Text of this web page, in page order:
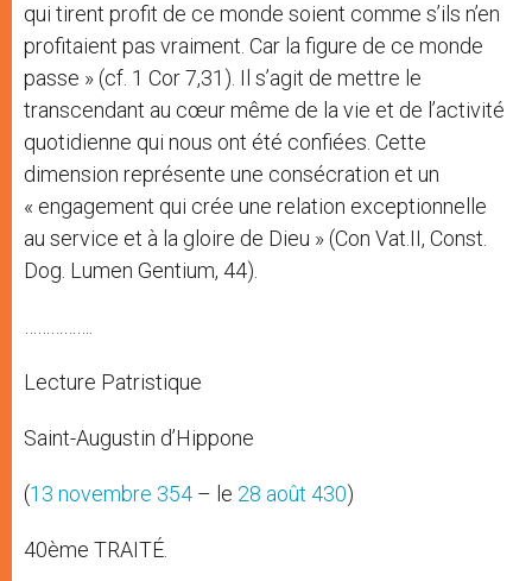
qui tirent profit de ce monde soient comme s’ils n’en
profitaient pas vraiment. Car la figure de ce monde
passe » (cf. 1 Cor 7,31). Il s’agit de mettre le
transcendant au cœur même de la vie et de l’activité
quotidienne qui nous ont été confiées. Cette
dimension représente une consécration et un
« engagement qui crée une relation exceptionnelle
au service et à la gloire de Dieu » (Con Vat.II, Const.
Dog. Lumen Gentium, 44).
…………….
Lecture Patristique
Saint-Augustin d’Hippone
(13 novembre 354 – le 28 août 430)
40ème TRAITÉ.